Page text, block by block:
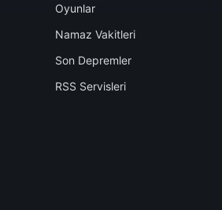
Oyunlar
Namaz Vakitleri
Son Depremler
RSS Servisleri